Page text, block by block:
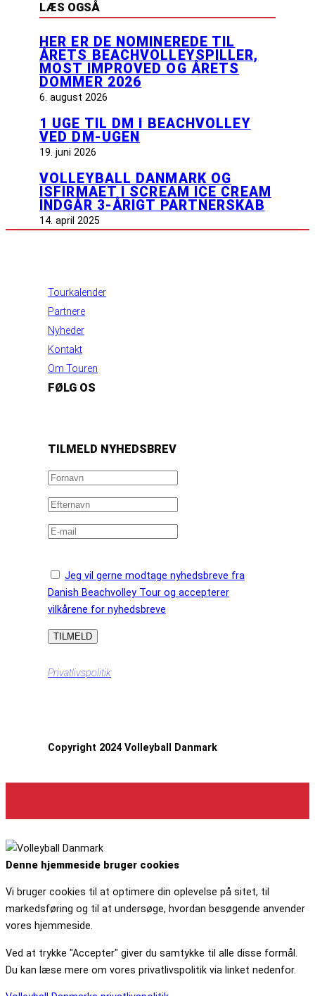
LÆS OGSÅ
HER ER DE NOMINEREDE TIL
ÅRETS BEACHVOLLEYSPILLER,
MOST IMPROVED OG ÅRETS
DOMMER 2026
6. august 2026
1 UGE TIL DM I BEACHVOLLEY
VED DM-UGEN
19. juni 2026
VOLLEYBALL DANMARK OG
ISFIRMAET I SCREAM ICE CREAM
INDGÅR 3-ÅRIGT PARTNERSKAB
14. april 2025
Tourkalender
Partnere
Nyheder
Kontakt
Om Touren
FØLG OS
TILMELD NYHEDSBREV
Jeg vil gerne modtage nyhedsbreve fra
Danish Beachvolley Tour og accepterer
vilkårene for nyhedsbreve
Privatlivspolitik
Copyright 2024 Volleyball Danmark
Denne hjemmeside bruger cookies
Vi bruger cookies til at optimere din oplevelse på sitet, til
markedsføring og til at undersøge, hvordan besøgende anvender
vores hjemmeside.
Ved at trykke "Accepter" giver du samtykke til alle disse formål.
Du kan læse mere om vores privatlivspolitik via linket nedenfor.